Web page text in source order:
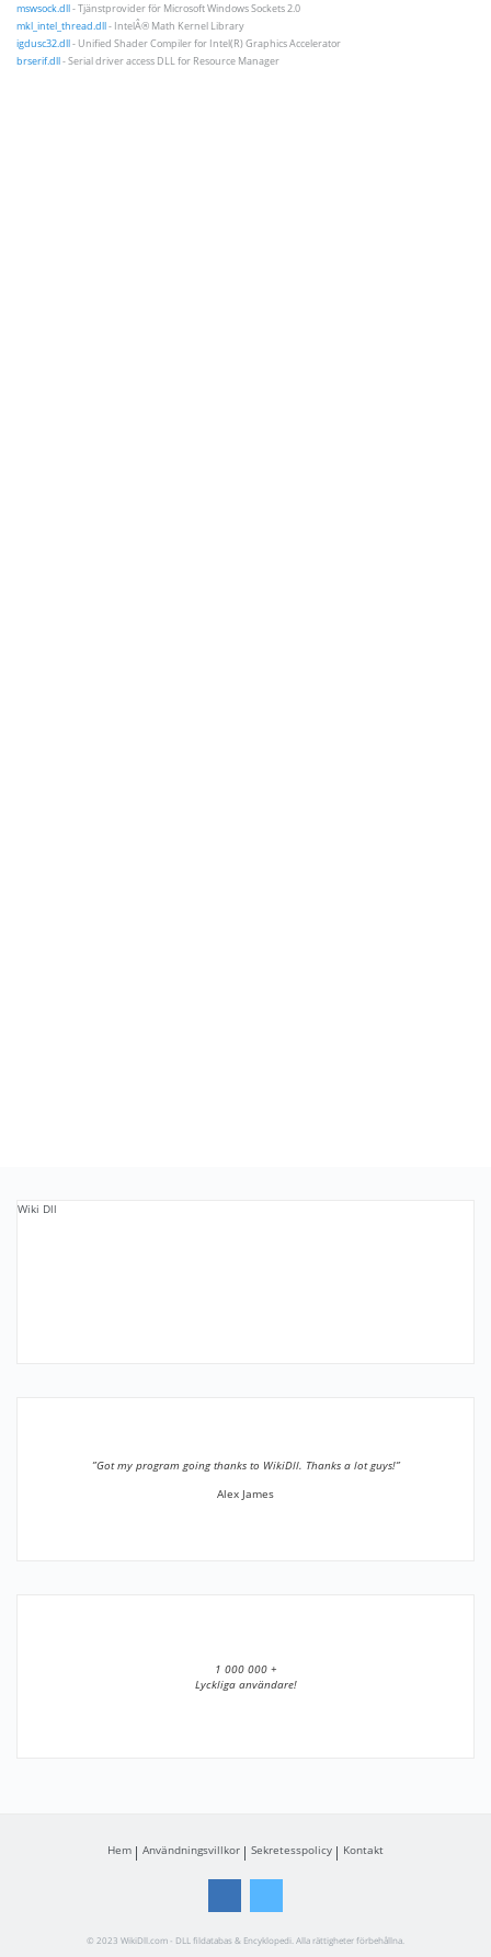
mswsock.dll- Tjänstprovider för Microsoft Windows Sockets 2.0
mkl_intel_thread.dll- IntelÂ® Math Kernel Library
igdusc32.dll- Unified Shader Compiler for Intel(R) Graphics Accelerator
brserif.dll- Serial driver access DLL for Resource Manager
Wiki Dll
”Got my program going thanks to WikiDll. Thanks a lot guys!”
Alex James
1 000 000 +
Lyckliga användare!
Hem Användningsvillkor Sekretesspolicy Kontakt
© 2023 WikiDll.com - DLL fildatabas & Encyklopedi. Alla rättigheter förbehållna.